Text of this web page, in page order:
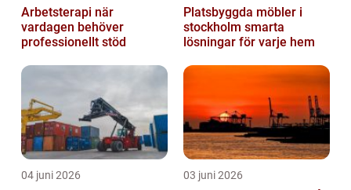
Arbetsterapi när
vardagen behöver
professionellt stöd
Platsbyggda möbler i
stockholm smarta
lösningar för varje hem
04 juni 2026 03 juni 2026